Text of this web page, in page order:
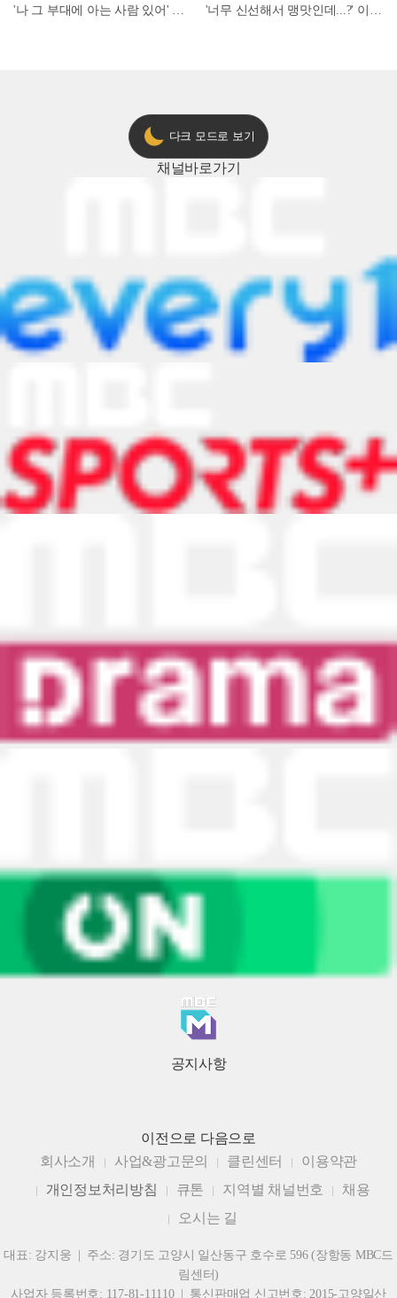
다크 모드로 보기
채널바로가기
공지사항
이전으로 다음으로
회사소개
사업&광고문의 클린센터
이용약관
개인정보처리방침
큐톤 지역별 채널번호
채용
오시는 길
대표: 강지웅 | 주소: 경기도 고양시 일산동구 호수로 596 (장항동 MBC드
림센터)
사업자 등록번호: 117-81-11110 | 통신판매업 신고번호: 2015-고양일산